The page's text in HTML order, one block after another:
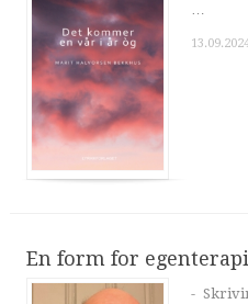
…
En form for egenterapi
-